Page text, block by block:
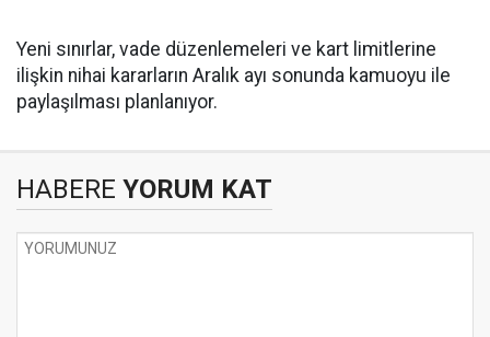
Yeni sınırlar, vade düzenlemeleri ve kart limitlerine
ilişkin nihai kararların Aralık ayı sonunda kamuoyu ile
paylaşılması planlanıyor.
HABERE YORUM KAT